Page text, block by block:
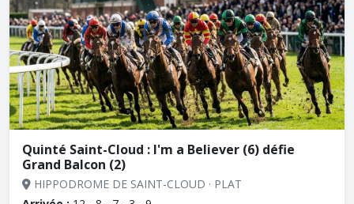
Quinté Saint-Cloud : I'm a Believer (6) défie
Grand Balcon (2)
HIPPODROME DE SAINT-CLOUD · PLAT